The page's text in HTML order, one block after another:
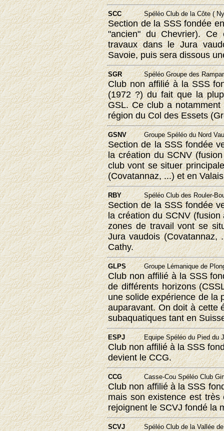
SCC Spéléo Club de la Côte (
Section de la SSS fondée
"ancien" du Chevrier).
travaux dans le Jura
Savoie, puis sera dissous
SGR Spéléo Groupe des
Club non affilié à la SSS
(1972 ?) du fait que la
GSL. Ce club a
région du Col des Essets
GSNV Groupe Spéléo du Nord
Section de la SSS fondée
la création du SCNV
club vont se situer
(Covatannaz, ...) et en
RBY Spéléo Club des Rouler-
Section de la SSS fondée
la création du SCNV
zones de travail vont se
Jura vaudois
Cathy.
GLPS Groupe Lémanique de
Club non affilié à la SSS
de différents horizons
une solide expérience de la
auparavant. On doit à cette
subaquatiques tant en
ESPJ Equipe Spéléo du Pied du
Club non affilié à la SSS
devient le CCG.
CCG Casse-Cou Spéléo Club
Club non affilié à la SSS
mais son existence est
rejoignent le SCVJ fondé la
SCVJ Spéléo Club de la Vallée